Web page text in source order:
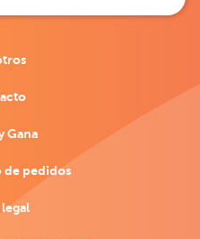
Gana
de pedidos